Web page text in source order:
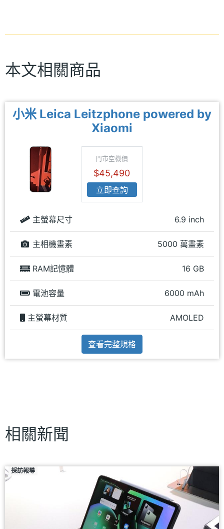
本文相關商品
小米 Leica Leitzphone powered by
Xiaomi
門市空機價
$45,490
立即查詢
主螢幕尺寸 6.9 inch
主相機畫素 5000 萬畫素
RAM記憶體 16 GB
電池容量 6000 mAh
主螢幕材質 AMOLED
查看完整規格
相關新聞
採訪報導